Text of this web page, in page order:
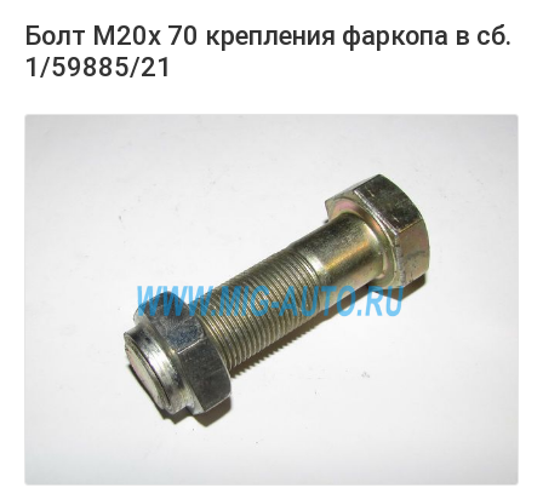
Болт М20х 70 крепления фаркопа в сб.
1/59885/21